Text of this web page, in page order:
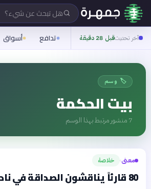
هل تبحث عن شيء؟
تحديثقبل 28 دقيقة تدافع أسواق
🏷️ وسم
بيت الحكمة
منشور مرتبط بهذا الوسم
معنى› خلاصة